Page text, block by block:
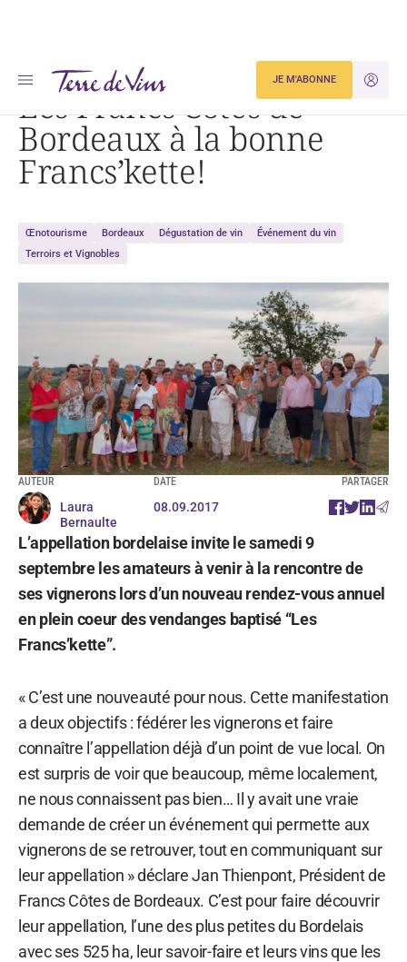
JE
JE M'ABONNE
Accueil Les Francs Côtes de Bordeaux à la bonne Francs’kette!
Les Francs Côtes de
Bordeaux à la bonne
Francs’kette!
Œnotourisme Bordeaux Dégustation de vin
Événement du vin
Terroirs et Vignobles
AUTEUR
Laura
Bernaulte
DATE
08.09.2017
PARTAGER
L’appellation bordelaise invite le samedi 9
septembre les amateurs à venir à la rencontre de
ses vignerons lors d’un nouveau rendez-vous annuel
en plein coeur des vendanges baptisé “Les
Francs’kette”.
« C’est une nouveauté pour nous. Cette manifestation
a deux objectifs : fédérer les vignerons et faire
connaître l’appellation déjà d’un point de vue local. On
est surpris de voir que beaucoup, même localement,
ne nous connaissent pas bien… Il y avait une vraie
demande de créer un événement qui permette aux
vignerons de se retrouver, tout en communiquant sur
leur appellation » déclare Jan Thienpont, Président de
Francs Côtes de Bordeaux. C’est pour faire découvrir
leur appellation, l’une des plus petites du Bordelais
avec ses 525 ha, leur savoir-faire et leurs vins que les